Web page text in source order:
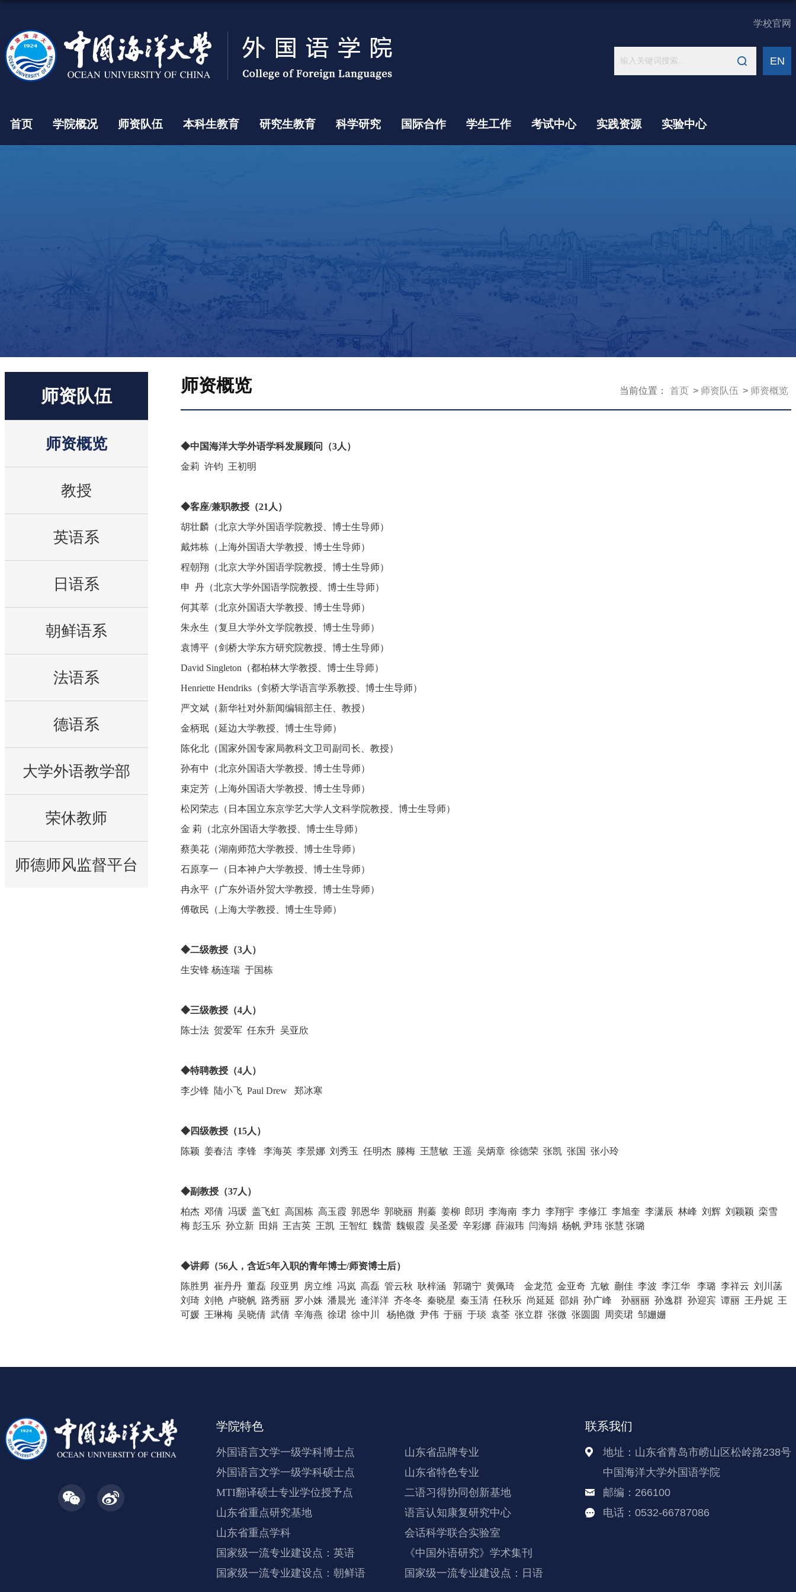
学校官网
EN
首页 学院概况 师资队伍 本科生教育 研究生教育 科学研究 国际合作 学生工作 考试中心 实践资源 实验中心
师资队伍
师资概览
教授
英语系
日语系
朝鲜语系
法语系
德语系
大学外语教学部
荣休教师
师德师风监督平台
当前位置： 首页 师资队伍 师资概览
师资概览
◆中国海洋大学外语学科发展顾问（3人）
金莉 许钧 王初明
◆客座/兼职教授（21人）
胡壮麟（北京大学外国语学院教授、博士生导师）
戴炜栋（上海外国语大学教授、博士生导师）
程朝翔（北京大学外国语学院教授、博士生导师）
申 丹（北京大学外国语学院教授、博士生导师）
何其莘（北京外国语大学教授、博士生导师）
朱永生（复旦大学外文学院教授、博士生导师）
袁博平（剑桥大学东方研究院教授、博士生导师）
David Singleton（都柏林大学教授、博士生导师）
Henriette Hendriks（剑桥大学语言学系教授、博士生导师）
严文斌（新华社对外新闻编辑部主任、教授）
金柄珉（延边大学教授、博士生导师）
陈化北（国家外国专家局教科文卫司副司长、教授）
孙有中（北京外国语大学教授、博士生导师）
束定芳（上海外国语大学教授、博士生导师）
松冈荣志（日本国立东京学艺大学人文科学院教授、博士生导师）
金 莉（北京外国语大学教授、博士生导师）
蔡美花（湖南师范大学教授、博士生导师）
石原享一（日本神户大学教授、博士生导师）
冉永平（广东外语外贸大学教授、博士生导师）
傅敬民（上海大学教授、博士生导师）
◆二级教授（3人）
生安锋 杨连瑞 于国栋
◆三级教授（4人）
陈士法 贺爱军 任东升 吴亚欣
◆特聘教授（4人）
李少锋 陆小飞 Paul Drew 郑冰寒
◆四级教授（15人）
陈颖 姜春洁 李锋 李海英 李景娜 刘秀玉 任明杰 滕梅 王慧敏 王遥 吴炳章 徐德荣 张凯 张国 张小玲
◆副教授（37人）
柏杰 邓倩 冯瑗 盖飞虹 高国栋 高玉霞 郭恩华 郭晓丽 荆蓁 姜柳 郎玥 李海南 李力 李翔宇 李修江 李旭奎 李潇辰 林峰 刘辉 刘颖颖 栾雪
梅 彭玉乐 孙立新 田娟 王吉英 王凯 王智红 魏蕾 魏银霞 吴圣爱 辛彩娜 薛淑玮 闫海娟 杨帆 尹玮 张慧 张璐
◆讲师（56人，含近5年入职的青年博士/师资博士后）
陈胜男 崔丹丹 董磊 段亚男 房立维 冯岚 高磊 管云秋 耿梓涵 郭璐宁 黄佩琦 金龙范 金亚奇 亢敏 蒯佳 李波 李江华 李璐 李祥云 刘川菡
刘琦 刘艳 卢晓帆 路秀丽 罗小姝 潘晨光 逄洋洋 齐冬冬 秦晓星 秦玉清 任秋乐 尚延延 邵娟 孙广峰 孙丽丽 孙逸群 孙迎宾 谭丽 王丹妮 王
可媛 王琳梅 吴晓倩 武倩 辛海燕 徐珺 徐中川 杨艳微 尹伟 于丽 于琰 袁荃 张立群 张微 张圆圆 周奕珺 邹姗姗
学院特色
外国语言文学一级学科博士点
山东省品牌专业
外国语言文学一级学科硕士点
山东省特色专业
MTI翻译硕士专业学位授予点
二语习得协同创新基地
山东省重点研究基地
语言认知康复研究中心
山东省重点学科
会话科学联合实验室
国家级一流专业建设点：英语
《中国外语研究》学术集刊
国家级一流专业建设点：朝鲜语
国家级一流专业建设点：日语
联系我们
地址：山东省青岛市崂山区松岭路238号
中国海洋大学外国语学院
邮编：266100
电话：0532-66787086